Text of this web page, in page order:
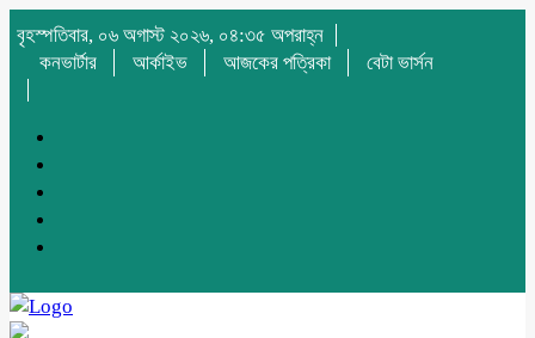
বৃহস্পতিবার, ০৬ অগাস্ট ২০২৬, ০৪:৩৫ অপরাহ্ন
কনভার্টার
আর্কাইভ আজকের পত্রিকা বেটা ভার্সন